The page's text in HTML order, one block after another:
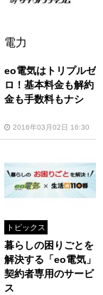
電力
eo電気はトリプルゼ
ロ！基本料金も解約
金も手数料もナシ
2016年03月02日 16:30
トピックス
暮らしの困りごとを
解決する「eo電気」
契約者専用のサービ
ス